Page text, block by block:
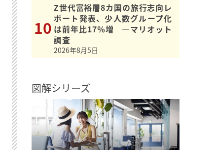
Z世代富裕層8カ国の旅行志向レ
ポート発表、少人数グループ化
は前年比17％増 ―マリオット
調査
2026年8月5日
図解シリーズ